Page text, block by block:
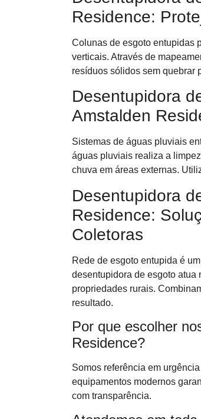
Residence:
Colunas de esgoto entupidas
verticais. Através de
resíduos sólidos sem quebrar
Desentupidora
Amstalden
Sistemas de águas pluviais
águas pluviais realiza a
chuva em áreas externas.
Desentupidora
Residence:
Coletoras
Rede de esgoto entupida é
desentupidora de esgoto atua
propriedades rurais.
resultado.
Por que escolher
Residence?
Somos referência em
equipamentos modernos
com transparência.